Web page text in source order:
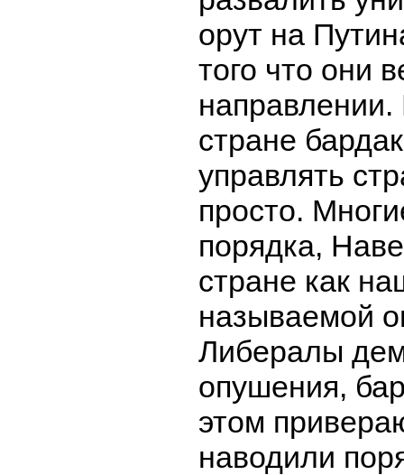
орут на
того что они
направлении.
стране
управлять
просто.
порядка,
стране как
называемой
Либералы
опушения,
этом
наводили